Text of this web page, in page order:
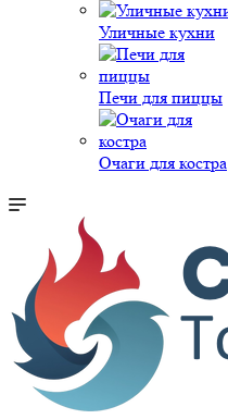
Уличные кухни
Печи для пиццы
Очаги для костра